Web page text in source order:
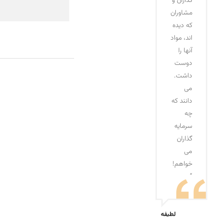
مشاوران
که دیده
اند، مواد
آنها را
دوست
داشت.
می
دانند که
چه
سرمایه
گذاران
می
خواهم!
“
لطیفه